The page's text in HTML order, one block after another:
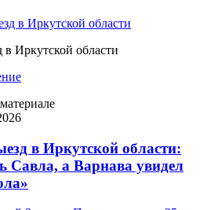
в Иркутской области
в Иркутской области:
Савла, а Варнава увидел